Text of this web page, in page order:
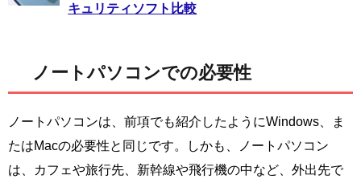
キュリティソフト比較
ノートパソコンでの必要性
ノートパソコンは、前項でも紹介したようにWindows、ま
たはMacの必要性と同じです。しかも、ノートパソコン
は、カフェや旅行先、新幹線や飛行機の中など、外出先で